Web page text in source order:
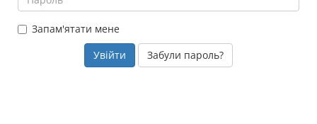
Запам'ятати мене
Забули пароль?